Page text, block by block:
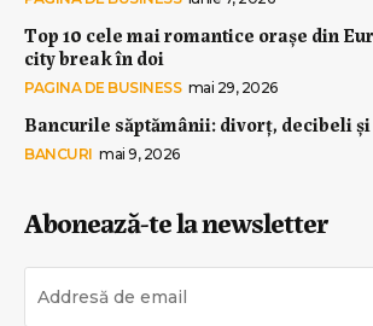
Top 10 cele mai romantice orașe din
city break în doi
PAGINA DE BUSINESS mai 29, 2026
Bancurile săptămânii: divorț, decibeli
BANCURI mai 9, 2026
Abonează-te la newsletter